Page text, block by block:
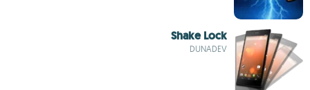
Shake Lock
DUNADEV